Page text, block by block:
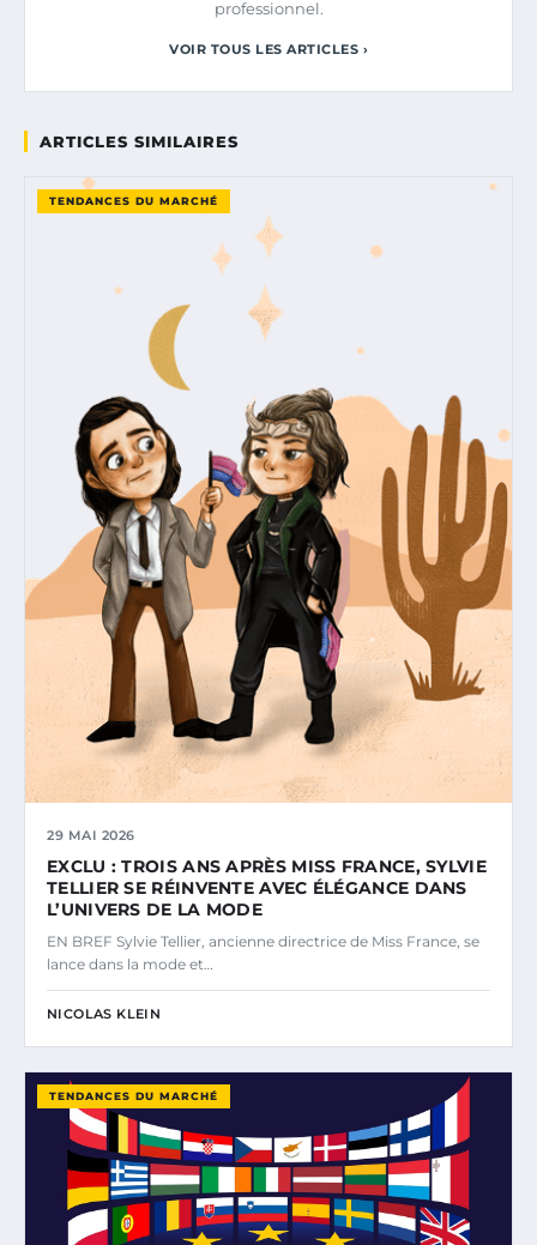
professionnel.
VOIR TOUS LES ARTICLES ›
ARTICLES SIMILAIRES
TENDANCES DU MARCHÉ
29 MAI 2026
EXCLU : TROIS ANS APRÈS MISS FRANCE, SYLVIE
TELLIER SE RÉINVENTE AVEC ÉLÉGANCE DANS
L’UNIVERS DE LA MODE
EN BREF Sylvie Tellier, ancienne directrice de Miss France, se
lance dans la mode et…
NICOLAS KLEIN
TENDANCES DU MARCHÉ